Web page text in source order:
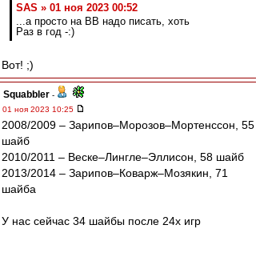
SAS » 01 ноя 2023 00:52
...а просто на ВВ надо писать, хоть
Раз в год -:)
Вот! ;)
Squabbler -
01 ноя 2023 10:25
2008/2009 – Зарипов–Морозов–Мортенссон, 55
шайб
2010/2011 – Веске–Лингле–Эллисон, 58 шайб
2013/2014 – Зарипов–Коварж–Мозякин, 71
шайба
У нас сейчас 34 шайбы после 24х игр